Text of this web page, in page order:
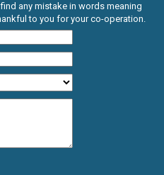
any mistake in words meaning
to you for your co-operation.